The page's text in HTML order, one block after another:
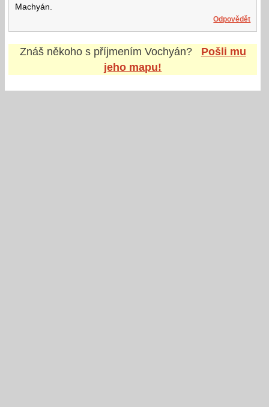
Machyán.
Odpovědět
Znáš někoho s příjmením Vochyán?
Pošli mu
jeho mapu!